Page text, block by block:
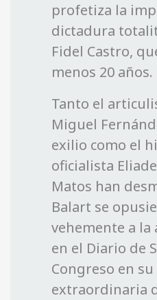
profetiza la
dictadura
Fidel Castro,
menos 20 años.
Tanto el
Miguel
exilio como el
oficialista
Matos han
Balart se
vehemente a
en el Diario de
Congreso en su
extraordinaria